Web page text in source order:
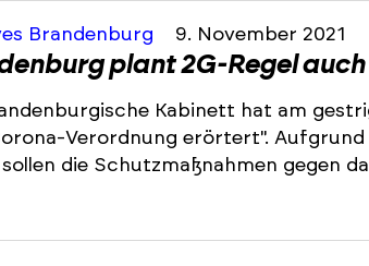
Brandenburg 9. November 2021
plant 2G-Regel
Kabinett hat am
Verordnung erörtert".
sollen die Schutzmaßnahmen gegen